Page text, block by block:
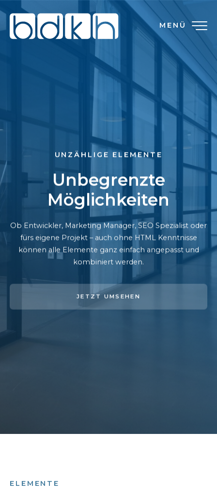
MENÜ
UNZÄHLIGE ELEMENTE
Unbegrenzte
Möglichkeiten
Ob Entwickler, Marketing Manager, SEO Spezialist oder
fürs eigene Projekt – auch ohne HTML Kenntnisse
können alle Elemente ganz einfach angepasst und
kombiniert werden.
JETZT UMSEHEN
ELEMENTE